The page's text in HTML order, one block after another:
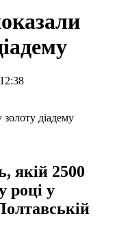
якій 2500
році у